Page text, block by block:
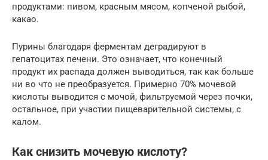
продуктами: пивом, красным мясом, копченой рыбой,
какао.
Пурины благодаря ферментам деградируют в
гепатоцитах печени. Это означает, что конечный
продукт их распада должен выводиться, так как больше
ни во что не преобразуется. Примерно 70% мочевой
кислоты выводится с мочой, фильтруемой через почки,
остальное, при участии пищеварительной системы, с
калом.
Как снизить мочевую кислоту?